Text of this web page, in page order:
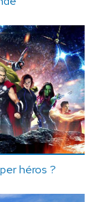
héros ?